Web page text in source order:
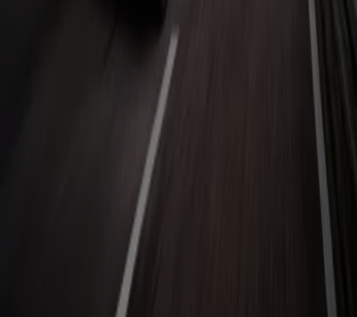
Tiendeo ist Teil von Shopfully, dem Tech-Unternehmen,
das das lokale Einkaufen weltweit neu erfindet.
Business-Lösungen
Nachrichten und Medien
Mit uns arbeiten
Kontakt aufnehmen